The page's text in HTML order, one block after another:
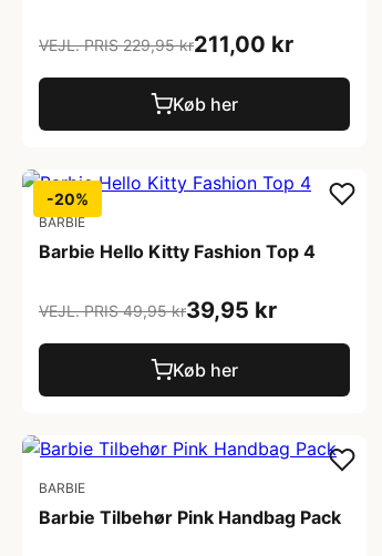
VEJL. PRIS 229,95 kr211,00 kr
Køb her
-20%
BARBIE
Barbie Hello Kitty Fashion Top 4
VEJL. PRIS 49,95 kr39,95 kr
Køb her
BARBIE
Barbie Tilbehør Pink Handbag Pack